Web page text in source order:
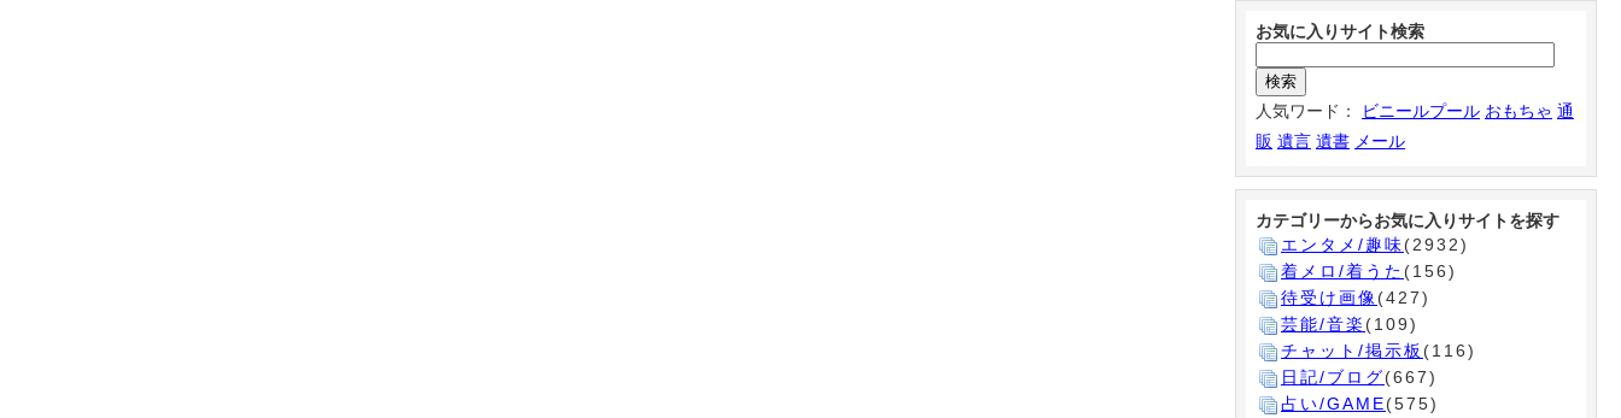
お気に入りサイト検索
人気ワード： ビニールプール おもちゃ 通
販 遺言 遺書 メール
カテゴリーからお気に入りサイトを探す
エンタメ/趣味(2932)
着メロ/着うた (156)
待受け画像(427)
芸能/音楽 (109)
チャット/掲示板 (116)
日記/ブログ(667)
占い/GAME(575)